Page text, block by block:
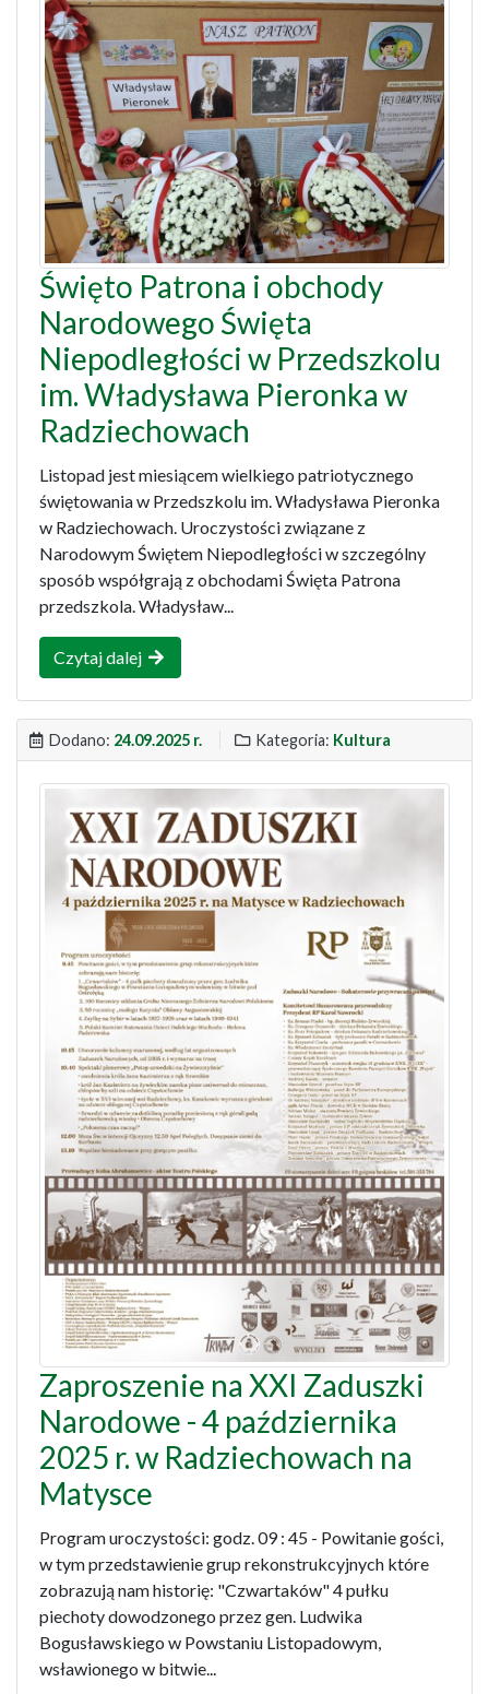
Święto Patrona i obchody
Narodowego Święta
Niepodległości w Przedszkolu
im. Władysława Pieronka w
Radziechowach
Listopad jest miesiącem wielkiego patriotycznego
świętowania w Przedszkolu im. Władysława Pieronka
w Radziechowach. Uroczystości związane z
Narodowym Świętem Niepodległości w szczególny
sposób współgrają z obchodami Święta Patrona
przedszkola. Władysław...
Czytaj dalej
Dodano: 24.09.2025 r. Kategoria: Kultura
Zaproszenie na XXI Zaduszki
Narodowe - 4 października
2025 r. w Radziechowach na
Matysce
Program uroczystości: godz. 09 : 45 - Powitanie gości,
w tym przedstawienie grup rekonstrukcyjnych które
zobrazują nam historię: "Czwartaków" 4 pułku
piechoty dowodzonego przez gen. Ludwika
Bogusławskiego w Powstaniu Listopadowym,
wsławionego w bitwie...